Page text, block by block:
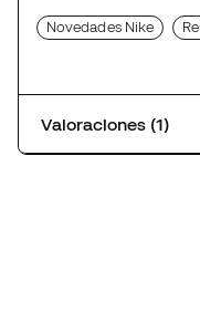
Novedades Nike
Valoraciones (1)